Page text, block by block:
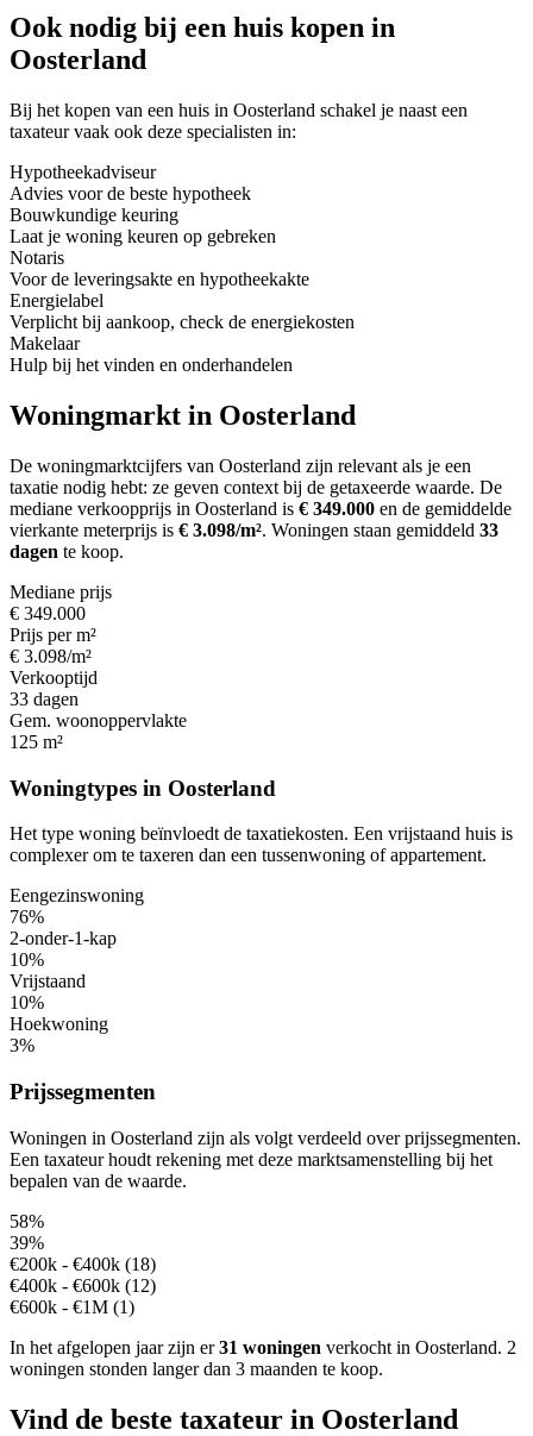
Ook nodig bij een huis kopen in
Oosterland
Bij het kopen van een huis in Oosterland schakel je naast een
taxateur vaak ook deze specialisten in:
Hypotheekadviseur
Advies voor de beste hypotheek
Bouwkundige keuring
Laat je woning keuren op gebreken
Notaris
Voor de leveringsakte en hypotheekakte
Energielabel
Verplicht bij aankoop, check de energiekosten
Makelaar
Hulp bij het vinden en onderhandelen
Woningmarkt in Oosterland
De woningmarktcijfers van Oosterland zijn relevant als je een
taxatie nodig hebt: ze geven context bij de getaxeerde waarde. De
mediane verkoopprijs in Oosterland is € 349.000 en de gemiddelde
vierkante meterprijs is € 3.098/m². Woningen staan gemiddeld 33
dagen te koop.
Mediane prijs
€ 349.000
Prijs per m²
€ 3.098/m²
Verkooptijd
33 dagen
Gem. woonoppervlakte
125 m²
Woningtypes in Oosterland
Het type woning beïnvloedt de taxatiekosten. Een vrijstaand huis is
complexer om te taxeren dan een tussenwoning of appartement.
Eengezinswoning
76%
2-onder-1-kap
10%
Vrijstaand
10%
Hoekwoning
3%
Prijssegmenten
Woningen in Oosterland zijn als volgt verdeeld over prijssegmenten.
Een taxateur houdt rekening met deze marktsamenstelling bij het
bepalen van de waarde.
58%
39%
€200k - €400k (18)
€400k - €600k (12)
€600k - €1M (1)
In het afgelopen jaar zijn er31 woningen verkocht in Oosterland. 2
woningen stonden langer dan 3 maanden te koop.
Vind de beste taxateur in Oosterland